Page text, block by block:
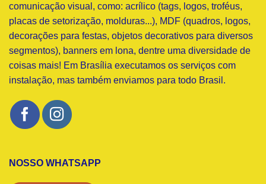
comunicação visual, como: acrílico (tags, logos, troféus,
placas de setorização, molduras...), MDF (quadros, logos,
decorações para festas, objetos decorativos para diversos
segmentos), banners em lona, dentre uma diversidade de
coisas mais! Em Brasília executamos os serviços com
instalação, mas também enviamos para todo Brasil.
NOSSO WHATSAPP